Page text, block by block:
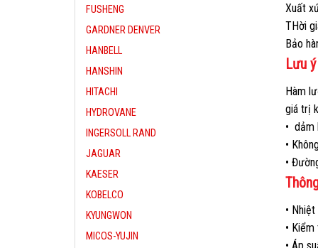
Xuất
THời
Bảo
Lưu
Hàm
giá trị
• dảm
•
•
•
•
FUSHENG
GARDNER DENVER
HANBELL
HANSHIN
HITACHI
HYDROVANE
INGERSOLL RAND
JAGUAR
KAESER
KOBELCO
KYUNGWON
MICOS-YUJIN